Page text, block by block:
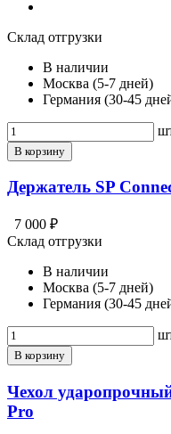
Склад отгрузки
В наличии
Москва (5-7 дней)
Германия (30-45
В корзину
Держатель SP
7 000 ₽
Склад отгрузки
В наличии
Москва (5-7 дней)
Германия (30-45
В корзину
Чехол
Pro